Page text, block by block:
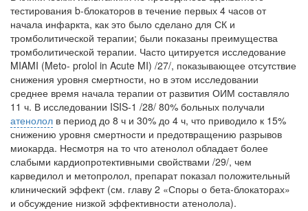
тестирования b-блокаторов в течение первых 4 часов от
начала инфаркта, как это было сде­лано для СК и
тромболитической терапии; были показаны преимущества
тромболитической терапии. Часто цитируется исследование
MIAMI (Meto- prolol in Acute MI) /27/, показывающее отсутствие
снижения уровня смер­тности, но в этом исследовании
среднее время начала терапии от развития ОИМ составляло
11 ч. В исследовании ISIS-1 /28/ 80% больных получали
атенолол в период до 8 ч и 30% до 4 ч, что приводило к 15%
снижению уровня смертности и предотвращению разрывов
миокарда. Несмотря на то что ате­нолол обладает более
слабыми кардиопротективными свойствами /29/, чем
карведилол и метопролол, препарат показал положительный
клинический эффект (см. главу 2 «Споры о бета-блокаторах»
и обсуждение низкой эффек­тивности атенолола).